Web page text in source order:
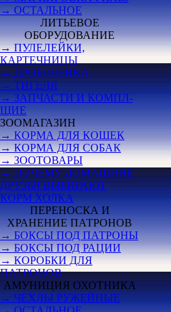
→ ОСТАЛЬНОЕ
ЛИТЬЕВОЕ
ОБОРУДОВАНИЕ
→ ПУЛЕЛЕЙКИ,
КАРТЕЧНИЦЫ
→ ДРОБОЛЕЙКА
→ ТИГЕЛЯ
→ ЗАПЧАСТИ И КОМПЛ-
ЩИЕ
ЗООМАГАЗИН
→ КОРМА ДЛЯ КОШЕК
→ КОРМА ДЛЯ СОБАК
→ ЗООТОВАРЫ
→ ПОЧЕМУ ДОМАШНИЕ
ДРУЗЬЯ ВЫБИРАЮТ
КОРМ ХОЛКА
ПЕРЕНОСКА И
ХРАНЕНИЕ ПАТРОНОВ
→ БОКСЫ ПОД ПАТРОНЫ
→ БОКСЫ ПОД РАЦИИ
→ КОРОБКИ ДЛЯ
ПАТРОНОВ
АМУНИЦИЯ ОХОТНИКА
→ ЧЕХЛЫ РУЖЕЙНЫЕ